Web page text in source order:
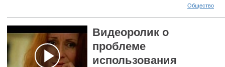
Общество
Видеоролик о
проблеме
использования